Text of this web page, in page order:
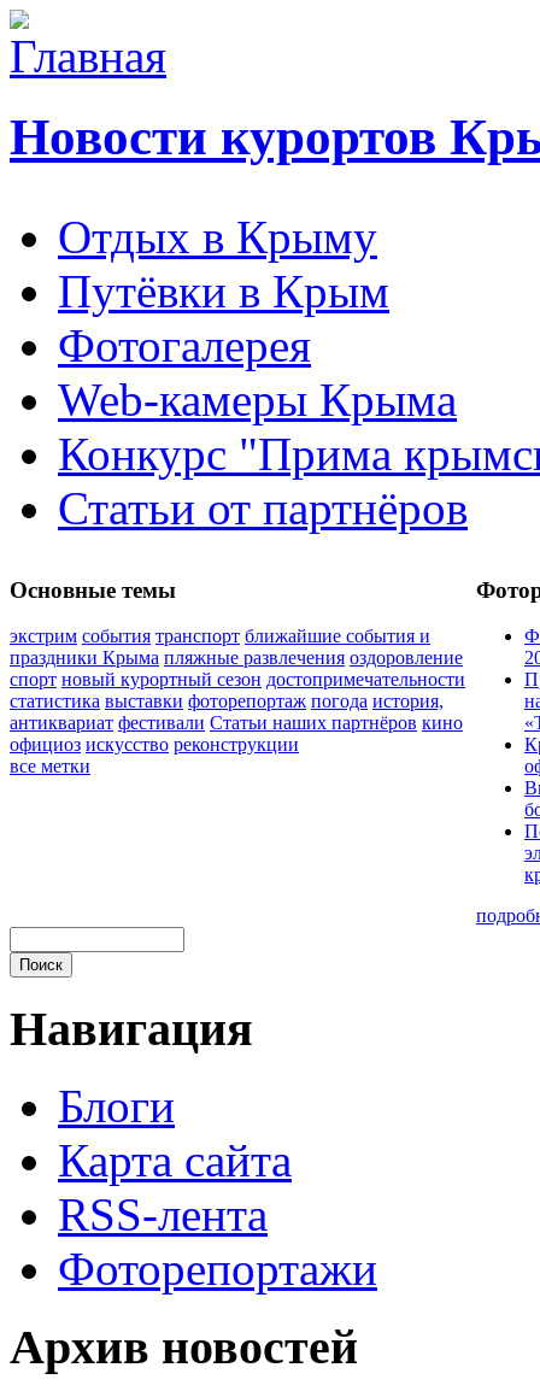
Новости курортов
Отдых в Крыму
Путёвки в Крым
Фотогалерея
Web-камеры Крыма
Конкурс "Прима
Статьи от партнёров
Основные темы
экстрим события транспорт ближайшие события и
праздники Крыма пляжные развлечения оздоровление
спорт новый курортный сезон достопримечательности
статистика выставки фоторепортаж погода история,
антиквариат фестивали Статьи наших партнёров кино
официоз искусство реконструкции
все метки
Навигация
Блоги
Карта сайта
RSS-лента
Фоторепортажи
Архив новостей